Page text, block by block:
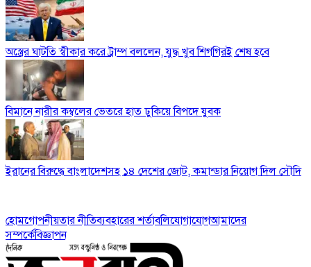
অস্ত্রের ঘাটতি স্বীকার করে ট্রাম্প বললেন, যুদ্ধ খুব শিগগিরই শেষ হবে
বিমানে নারীর কম্বলের ভেতরে হাত ঢুকিয়ে বিপদে যুবক
ইরানের বিরুদ্ধে বাংলাদেশসহ ১৪ দেশের জোট, কমান্ডার নিয়োগ দিল সৌদি
হোমগোপনীয়তার নীতিব্যবহারের শর্তাবলিযোগাযোগআমাদের
সম্পর্কেবিজ্ঞাপন